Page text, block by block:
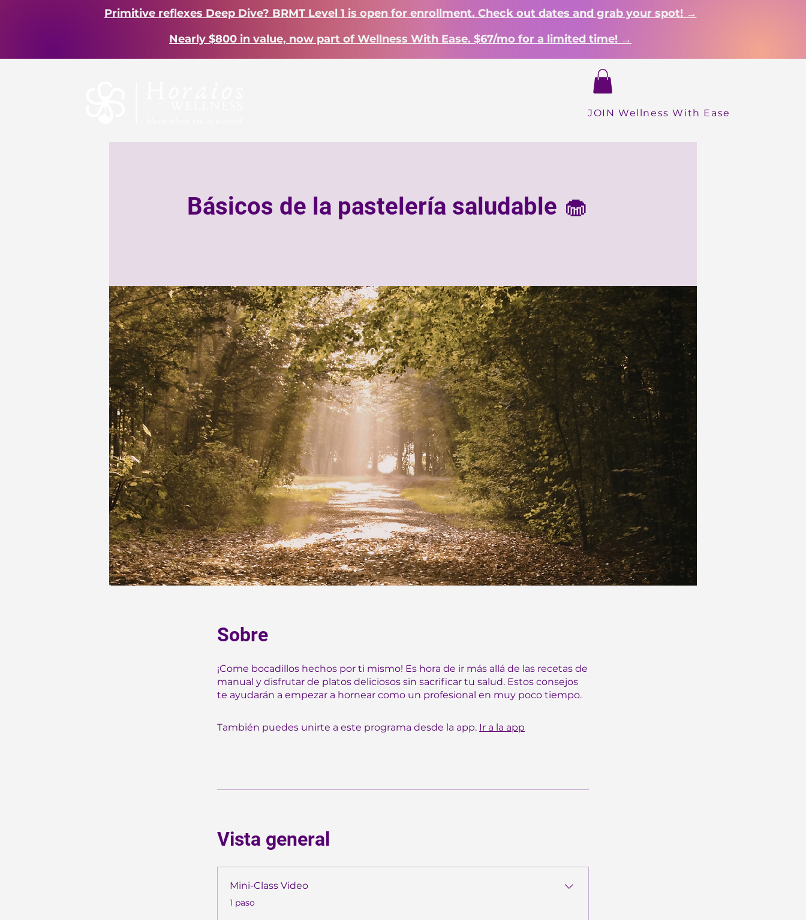
Primitive reflexes Deep Dive? BRMT Level 1 is open for enrollment. Check out dates and grab your spot! →
Nearly $800 in value, now part of Wellness With Ease. $67/mo for a limited time! →
Dropdown About Shop More
JOIN Wellness With Ease
Básicos de la pastelería saludable 🧁
Sobre
¡Come bocadillos hechos por ti mismo! Es hora de ir más allá de las recetas de
manual y disfrutar de platos deliciosos sin sacrificar tu salud. Estos consejos
te ayudarán a empezar a hornear como un profesional en muy poco tiempo.
También puedes unirte a este programa desde la app. Ir a la app
Vista general
Mini-Class Video
.1 paso